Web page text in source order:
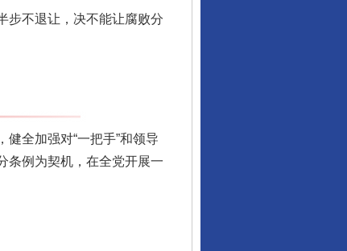
不退让，决不能让腐败分
全加强对“一把手”和领导
条例为契机，在全党开展一
让核能赋能千行百业